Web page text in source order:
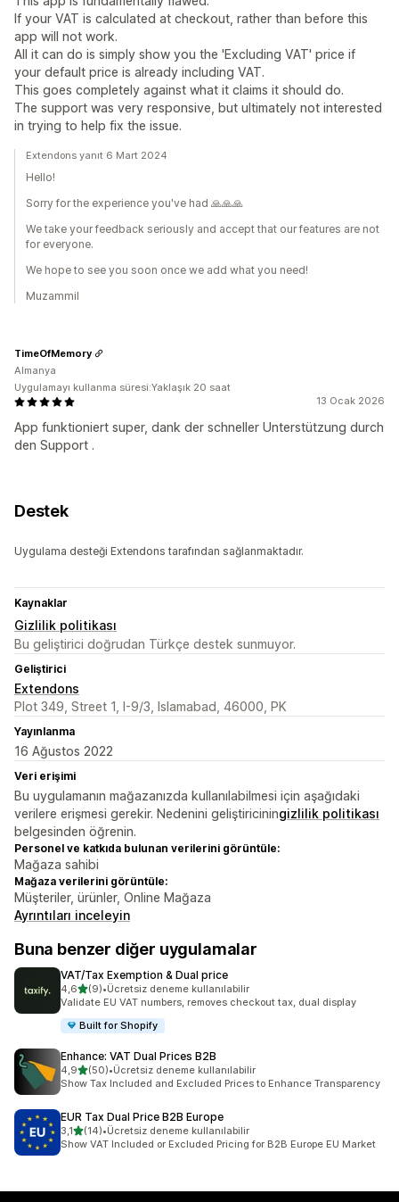
If your VAT is calculated at checkout, rather than before this
app will not work.
All it can do is simply show you the 'Excluding VAT' price if
your default price is already including VAT.
This goes completely against what it claims it should do.
The support was very responsive, but ultimately not interested
in trying to help fix the issue.
Extendons yanıt 6 Mart 2024
Hello!
Sorry for the experience you've had 🙏🙏🙏
We take your feedback seriously and accept that our features are not
for everyone.
We hope to see you soon once we add what you need!
Muzammil
13 Ocak 2026
App funktioniert super, dank der schneller Unterstützung durch
den Support .
TimeOfMemory
Almanya
Uygulamayı kullanma süresi:Yaklaşık 20 saat
Destek
Uygulama desteği Extendons tarafından sağlanmaktadır.
Kaynaklar
Gizlilik politikası
Bu geliştirici doğrudan Türkçe destek sunmuyor.
Geliştirici
Extendons
Plot 349, Street 1, I-9/3, Islamabad, 46000, PK
Yayınlanma
16 Ağustos 2022
Veri erişimi
Bu uygulamanın mağazanızda kullanılabilmesi için aşağıdaki
verilere erişmesi gerekir. Nedenini geliştiriciningizlilik politikası
belgesinden öğrenin.
Personel ve katkıda bulunan verilerini görüntüle:
Mağaza sahibi
Mağaza verilerini görüntüle:
Müşteriler, ürünler, Online Mağaza
Ayrıntıları inceleyin
Buna benzer diğer uygulamalar
VAT/Tax Exemption & Dual price
4,65 yıldız üzerinden
(9)
toplam 9 değerlendirme
•Ücretsiz deneme kullanılabilir
Validate EU VAT numbers, removes checkout tax, dual display
Built for Shopify
Enhance: VAT Dual Prices B2B
4,95 yıldız üzerinden
(50)
toplam 50 değerlendirme
•Ücretsiz deneme kullanılabilir
Show Tax Included and Excluded Prices to Enhance Transparency
EUR Tax Dual Price B2B Europe
3,15 yıldız üzerinden
(14)
toplam 14 değerlendirme
•Ücretsiz deneme kullanılabilir
Show VAT Included or Excluded Pricing for B2B Europe EU Market